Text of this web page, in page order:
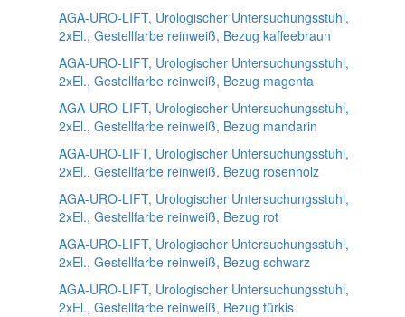
AGA-URO-LIFT, Urologischer Untersuchungsstuhl,
2xEl., Gestellfarbe reinweiß, Bezug kaffeebraun
AGA-URO-LIFT, Urologischer Untersuchungsstuhl,
2xEl., Gestellfarbe reinweiß, Bezug magenta
AGA-URO-LIFT, Urologischer Untersuchungsstuhl,
2xEl., Gestellfarbe reinweiß, Bezug mandarin
AGA-URO-LIFT, Urologischer Untersuchungsstuhl,
2xEl., Gestellfarbe reinweiß, Bezug rosenholz
AGA-URO-LIFT, Urologischer Untersuchungsstuhl,
2xEl., Gestellfarbe reinweiß, Bezug rot
AGA-URO-LIFT, Urologischer Untersuchungsstuhl,
2xEl., Gestellfarbe reinweiß, Bezug schwarz
AGA-URO-LIFT, Urologischer Untersuchungsstuhl,
2xEl., Gestellfarbe reinweiß, Bezug türkis